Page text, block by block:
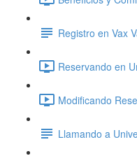
Registro en Vax
Reservando en
Modificando
Llamando a